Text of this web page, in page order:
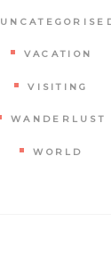
VACATION
VISITING
WANDERLUST
WORLD